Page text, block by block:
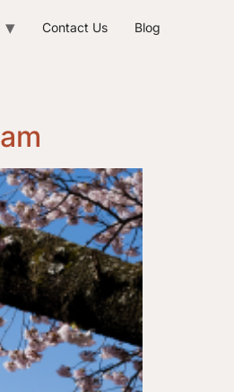
Contact Us Blog